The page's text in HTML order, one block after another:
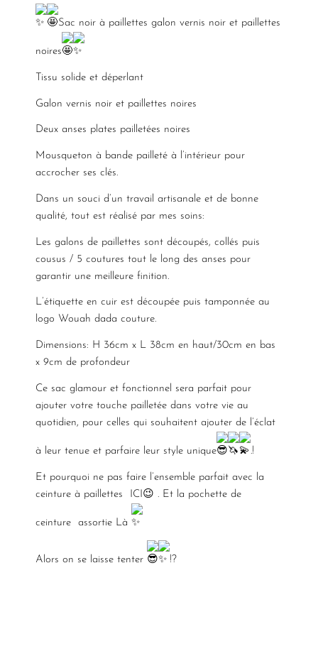
Sac noir à paillettes galon vernis noir et paillettes
noires
Tissu solide et déperlant
Galon vernis noir et paillettes noires
Deux anses plates pailletées noires
Mousqueton à bande pailleté à l’intérieur pour
accrocher ses clés.
Dans un souci d’un travail artisanale et de bonne
qualité, tout est réalisé par mes soins:
Les galons de paillettes sont découpés, collés puis
cousus / 5 coutures tout le long des anses pour
garantir une meilleure finition.
L’étiquette en cuir est découpée puis tamponnée au
logo Wouah dada couture.
Dimensions: H 36cm x L 38cm en haut/30cm en bas
x 9cm de profondeur
Ce sac glamour et fonctionnel sera parfait pour
ajouter votre touche pailletée dans votre vie au
quotidien, pour celles qui souhaitent ajouter de l’éclat
à leur tenue et parfaire leur style unique .!
Et pourquoi ne pas faire l’ensemble parfait avec la
ceinture à paillettes
ICI😉 . Et la pochette de
ceinture assortie Là
Alors on se laisse tenter !?